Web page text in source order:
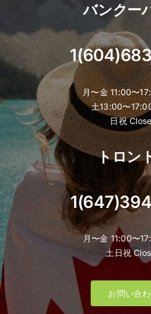
バンクー
月〜金 11:00〜
土13:00〜
日祝
トロン
月〜金 11:00〜
土日祝
お問い合